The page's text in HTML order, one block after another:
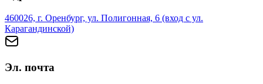
460026, г. Оренбург, ул. Полигонная, 6 (вход с ул.
Карагандинской)
Эл. почта